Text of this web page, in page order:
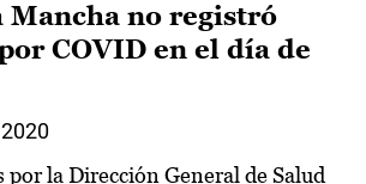
Mancha no registró
COVID en el día de
por la Dirección General de Salud